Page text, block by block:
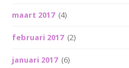
maart 2017 (4)
februari 2017 (2)
januari 2017 (6)